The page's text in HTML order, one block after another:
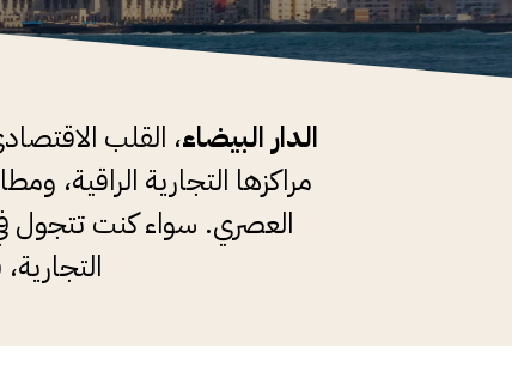
الدار البيضاء، القلب
مراكزها التجارية الراقية،
العصري. سواء كنت تتجول